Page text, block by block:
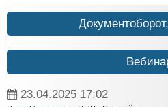
23.04.2025 17:02